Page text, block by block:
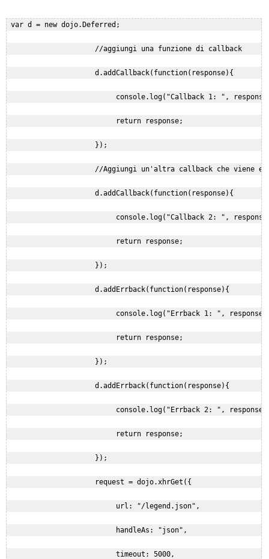
var d = new dojo.Deferred;
                     //aggiungi una funzione di callback
                     d.addCallback(function(response){
console.log("Callback 1: ",
                          return response;
                     });
//Aggiungi un'altra callback che viene
                     d.addCallback(function(response){
console.log("Callback 2: ",
                          return response;
                     });
                     d.addErrback(function(response){
console.log("Errback 1: ",
                          return response;
                     });
                     d.addErrback(function(response){
console.log("Errback 2: ",
                          return response;
                     });
                     request = dojo.xhrGet({
                          url: "/legend.json",
                          handleAs: "json",
                          timeout: 5000,